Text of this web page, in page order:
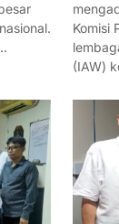
Komisi
(IAW)